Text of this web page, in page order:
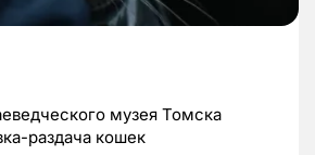
музея Томска
раздача кошек